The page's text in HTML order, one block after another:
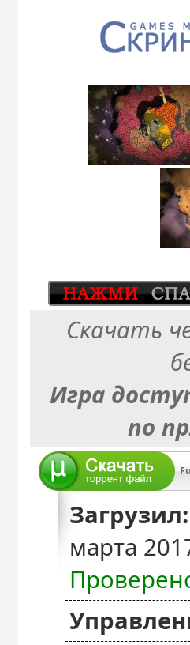
Скачать
Игра
по
Загрузил:
марта